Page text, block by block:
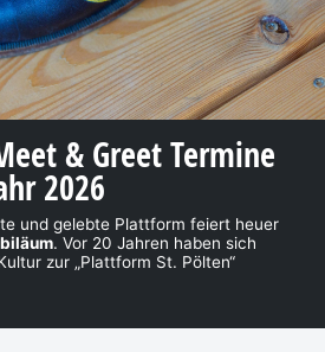
& Greet Termine
2026
und gelebte Plattform feiert heuer
. Vor 20 Jahren haben sich
zur „Plattform St. Pölten“